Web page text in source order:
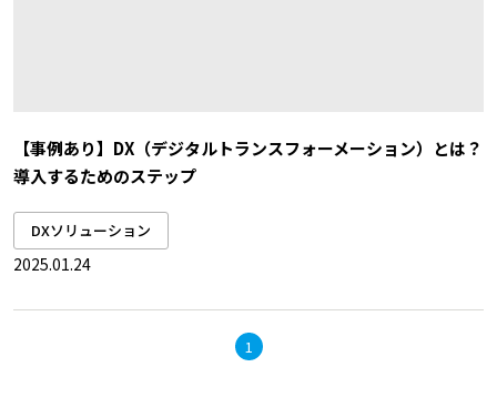
【事例あり】DX（デジタルトランスフォーメーション）とは？
導入するためのステップ
DXソリューション
2025.01.24
1